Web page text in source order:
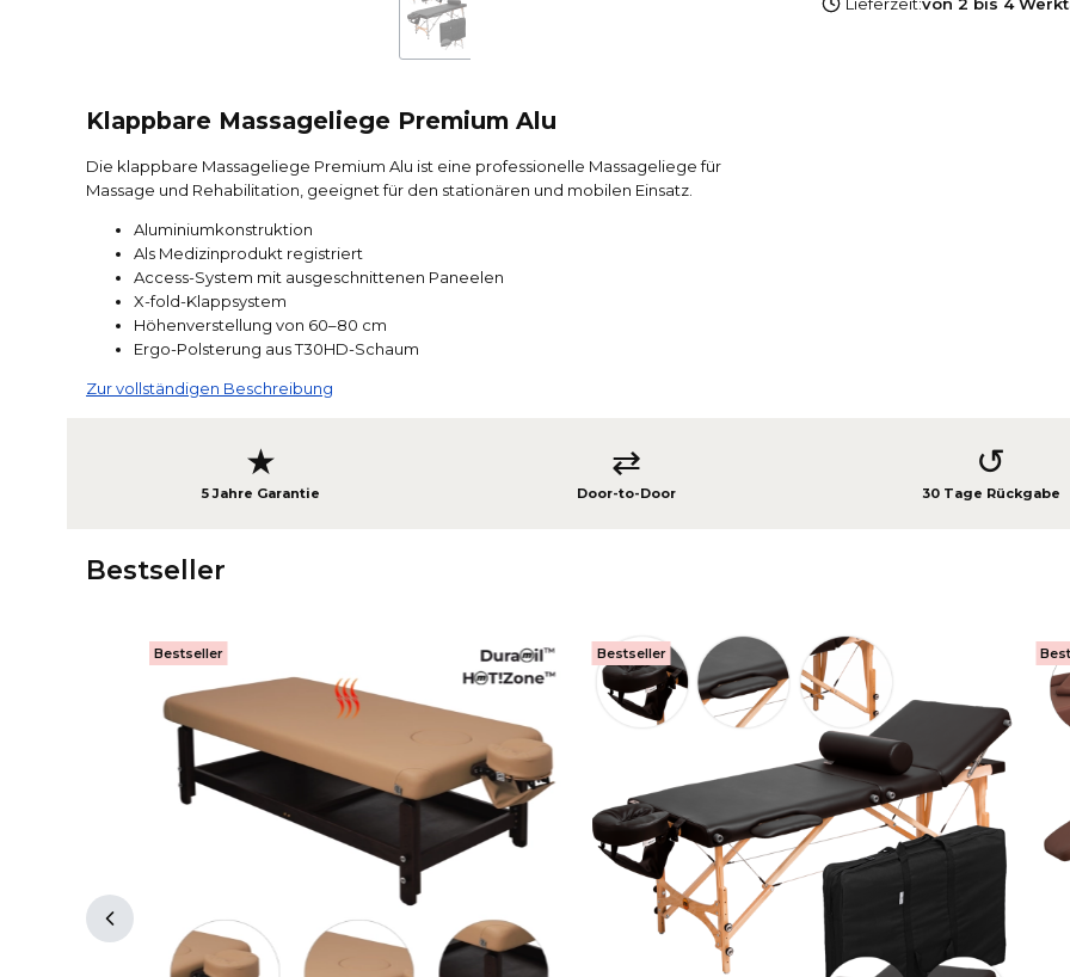
Klappbare Massageliege Premium Alu
Die klappbare Massageliege Premium Alu ist eine professionelle Massageliege für
Massage und Rehabilitation, geeignet für den stationären und mobilen Einsatz.
Aluminiumkonstruktion
Als Medizinprodukt registriert
Access-System mit ausgeschnittenen Paneelen
X-fold-Klappsystem
Höhenverstellung von 60–80 cm
Ergo-Polsterung aus T30HD-Schaum
Zur vollständigen Beschreibung
★
5 Jahre Garantie
⇄
Door-to-Door
↺
30 Tage Rückgabe
Bestseller
Bestseller Bestseller